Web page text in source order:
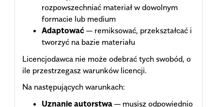
rozpowszechniać materiał w dowolnym
formacie lub medium
Adaptować — remiksować, przekształcać i
tworzyć na bazie materiału
Licencjodawca nie może odebrać tych swobód, o
ile przestrzegasz warunków licencji.
Na następujących warunkach:
Uznanie autorstwa — musisz odpowiednio